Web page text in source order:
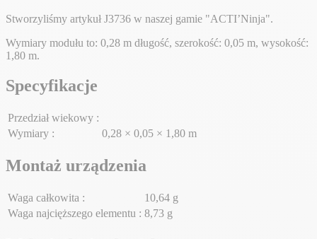
Stworzyliśmy artykuł J3736 w naszej gamie "ACTI’Ninja".
Wymiary modułu to: 0,28 m długość, szerokość: 0,05 m, wysokość:
1,80 m.
Specyfikacje
Przedział wiekowy :
Wymiary :
0,28 × 0,05 × 1,80 m
Montaż urządzenia
Waga całkowita :
10,64 g
Waga najcięższego elementu : 8,73 g